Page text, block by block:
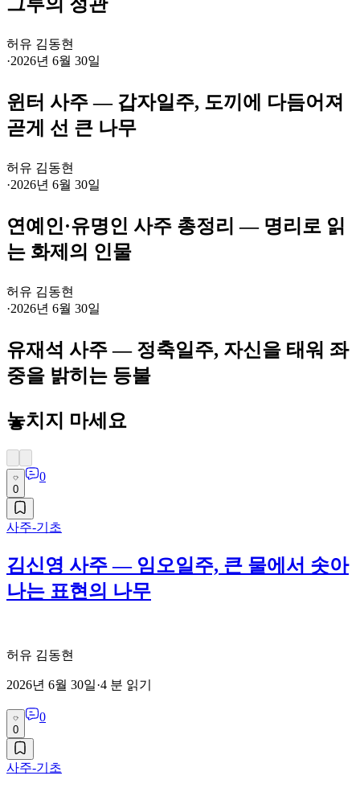
허유 김동현
·2026년 6월 30일
윈터 사주 — 갑자일주, 도끼에 다듬어져
곧게 선 큰 나무
허유 김동현
·2026년 6월 30일
연예인·유명인 사주 총정리 — 명리로 읽
는 화제의 인물
허유 김동현
·2026년 6월 30일
유재석 사주 — 정축일주, 자신을 태워 좌
중을 밝히는 등불
놓치지 마세요
0
0
사주-기초
김신영 사주 — 임오일주, 큰 물에서 솟아
나는 표현의 나무
허유 김동현
2026년 6월 30일·4 분 읽기
0
0
사주-기초